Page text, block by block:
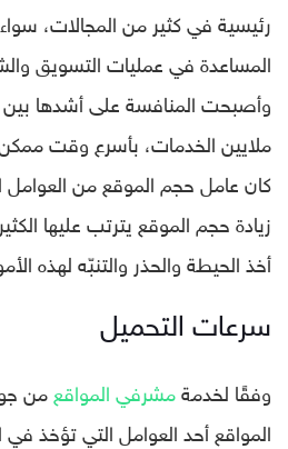
رئيسية في كثير من المجالات، سواء
المساعدة في عمليات التسويق
وأصبحت المنافسة على أشدها بين
ملايين الخدمات، بأسرع وقت
كان عامل حجم الموقع من العوامل
زيادة حجم الموقع يترتب عليها
أخذ الحيطة والحذر والتنبّه لهذه
سرعات التحميل
وفقًا لخدمةمشرفي المواقعمن
المواقع أحد العوامل التي تؤخذ